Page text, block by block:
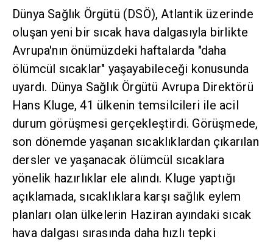
Dünya Sağlık Örgütü (DSÖ), Atlantik üzerinde
oluşan yeni bir sıcak hava dalgasıyla birlikte
Avrupa'nın önümüzdeki haftalarda "daha
ölümcül sıcaklar" yaşayabileceği konusunda
uyardı. Dünya Sağlık Örgütü Avrupa Direktörü
Hans Kluge, 41 ülkenin temsilcileri ile acil
durum görüşmesi gerçekleştirdi. Görüşmede,
son dönemde yaşanan sıcaklıklardan çıkarılan
dersler ve yaşanacak ölümcül sıcaklara
yönelik hazırlıklar ele alındı. Kluge yaptığı
açıklamada, sıcaklıklara karşı sağlık eylem
planları olan ülkelerin Haziran ayındaki sıcak
hava dalgası sırasında daha hızlı tepki